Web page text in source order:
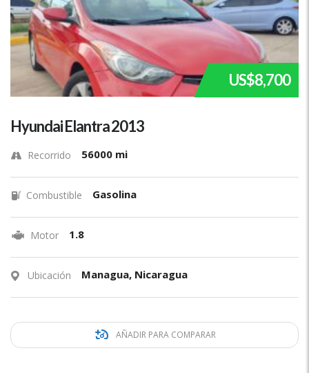
US$8,700
Hyundai Elantra 2013
Recorrido 56000 mi
Combustible Gasolina
Motor 1.8
Ubicación Managua, Nicaragua
AÑADIR PARA COMPARAR